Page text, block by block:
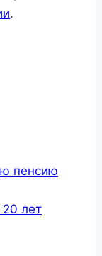
.
пенсию
лет